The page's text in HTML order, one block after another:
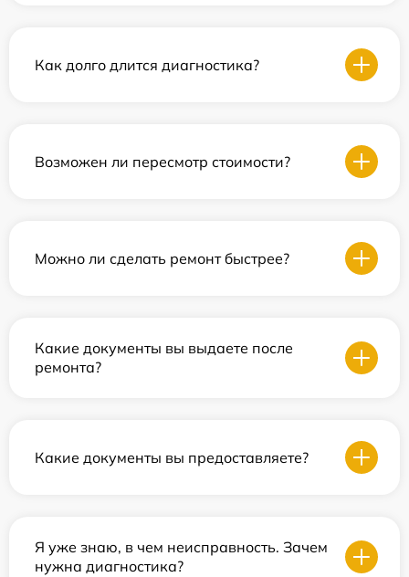
Как долго длится диагностика?
Возможен ли пересмотр стоимости?
Можно ли сделать ремонт быстрее?
Какие документы вы выдаете после
ремонта?
Какие документы вы предоставляете?
Я уже знаю, в чем неисправность. Зачем
нужна диагностика?